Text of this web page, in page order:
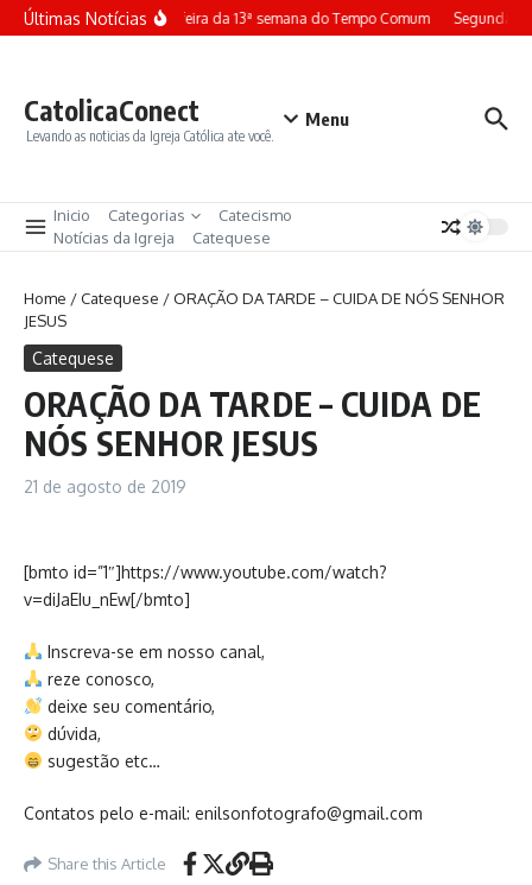
Ir para o conteúdo
Últimas NotíciasTerça-feira da 13ª semana do Tempo Comum Segunda-
CatolicaConect
Levando as noticias da Igreja Católica ate você.
Menu
Inicio Categorias
Catecismo
Notícias da Igreja
Catequese
Home /Catequese /ORAÇÃO DA TARDE – CUIDA DE NÓS SENHOR
JESUS
Catequese
ORAÇÃO DA TARDE – CUIDA DE
NÓS SENHOR JESUS
21 de agosto de 2019
[bmto id=”1″]https://www.youtube.com/watch?
v=diJaEIu_nEw[/bmto]
Inscreva-se em nosso canal,
reze conosco,
deixe seu comentário,
dúvida,
sugestão etc…
Contatos pelo e-mail: enilsonfotografo@gmail.com
Share this Article